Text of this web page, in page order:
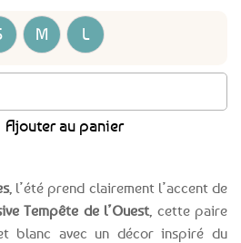
, l’été prend clairement l’accent de
Tempête de l’Ouest , cette paire
blanc avec un décor inspiré du
M L
Ajouter au panier